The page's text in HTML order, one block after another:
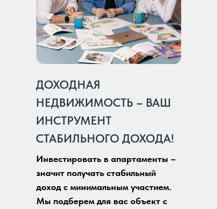
ДОХОДНАЯ
НЕДВИЖИМОСТЬ – ВАШ
ИНСТРУМЕНТ
СТАБИЛЬНОГО ДОХОДА!
Инвестировать в апартаменты –
значит получать стабильный
доход с минимальным участием.
Мы подберем для вас объект с